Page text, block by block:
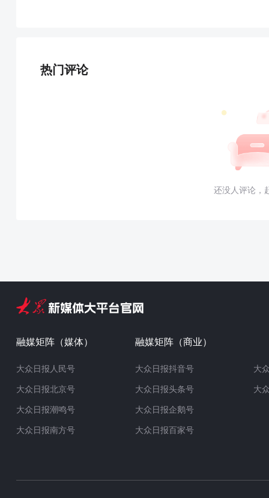
热门评论
还没人评论，
融媒矩阵（媒体）
大众日报人民号
大众日报北京号
大众日报潮鸣号
大众日报南方号
融媒矩阵（商业）
大众日报抖音号
大众日报头条号
大众日报企鹅号
大众日报百家号
大
大